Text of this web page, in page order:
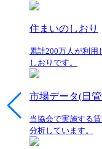
住まいのしおり
累計200万人が利用
しおりです。
市場データ(日
当協会で実施する
分析しています。